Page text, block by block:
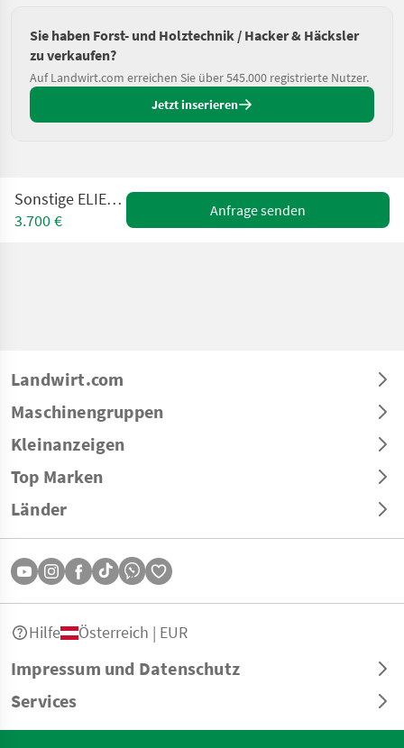
Sie haben Forst- und Holztechnik / Hacker & Häcksler
zu verkaufen?
Auf Landwirt.com erreichen Sie über 545.000 registrierte Nutzer.
Jetzt inserieren
Sonstige ELIET Major 4S
3.700 €
Anfrage senden
Landwirt.com
Maschinengruppen
Kleinanzeigen
Top Marken
Länder
Impressum und Datenschutz
Services
Hilfe Österreich | EUR